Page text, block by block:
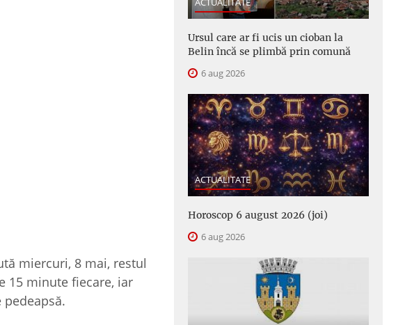
miercuri, 8 mai, restul
15 minute fiecare, iar
Ursul care ar fi ucis un cioban la
Belin încă se plimbă prin comună
6 aug 2026
ACTUALITATE
Horoscop 6 august 2026 (joi)
6 aug 2026